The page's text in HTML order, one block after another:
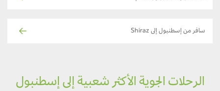
سافر من إسطنبول إلى Shiraz
الرحلات الجوية الأكثر شعبية إلى إسطنبول